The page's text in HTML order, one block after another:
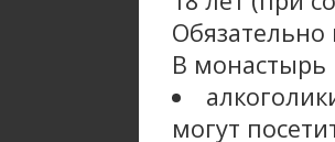
В
могут